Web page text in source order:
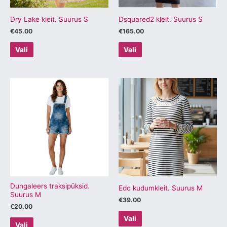
Dry Lake kleit. Suurus S
€45.00
Vali
teha
tootelehel.
Dsquared2 kleit. Suurus S
€165.00
Vali
teha
tootelehel.
Dungaleers traksipüksid.
Suurus M
€20.00
Vali
tootel
mitu
varianti.
Valikuid
tootelehel.
Edc kudumkleit. Suurus M
€39.00
Vali
Sellel
tootel
on
mitu
varianti.
Valikuid
saab
teha
tootelehel.